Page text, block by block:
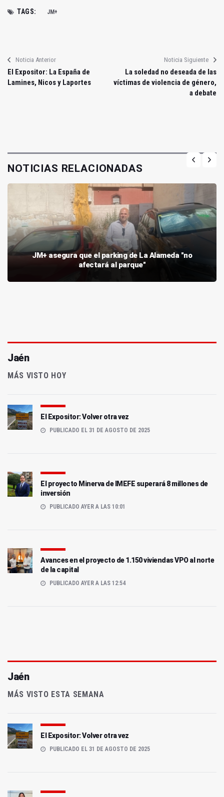
TAGS: JM+
Noticia Anterior
El Expositor: La España de
Lamines, Nicos y Laportes
Noticia Siguiente
La soledad no deseada de las
víctimas de violencia de género,
a debate
NOTICIAS RELACIONADAS
JM+ asegura que el parking de La Alameda "no
afectará al parque"
Jaén
MÁS VISTO HOY
El Expositor: Volver otra vez
PUBLICADO EL 31 DE AGOSTO DE 2025
El proyecto Minerva de IMEFE superará 8 millones de
inversión
PUBLICADO AYER A LAS 10:01
Avances en el proyecto de 1.150 viviendas VPO al norte
de la capital
PUBLICADO AYER A LAS 12:54
Jaén
MÁS VISTO ESTA SEMANA
El Expositor: Volver otra vez
PUBLICADO EL 31 DE AGOSTO DE 2025